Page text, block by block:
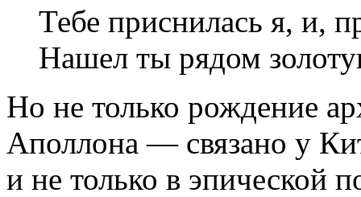
Тебе приснилась я, и,
Нашел ты рядом
Но не только рождение
Аполлона — связано у
и не только в эпической